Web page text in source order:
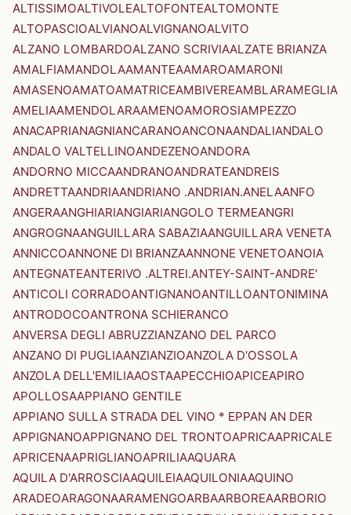
ALTISSIMOALTIVOLEALTOFONTEALTOMONTE
ALTOPASCIOALVIANOALVIGNANOALVITO
ALZANO LOMBARDOALZANO SCRIVIAALZATE BRIANZA
AMALFIAMANDOLAAMANTEAAMAROAMARONI
AMASENOAMATOAMATRICEAMBIVEREAMBLARAMEGLIA
AMELIAAMENDOLARAAMENOAMOROSIAMPEZZO
ANACAPRIANAGNIANCARANOANCONAANDALIANDALO
ANDALO VALTELLINOANDEZENOANDORA
ANDORNO MICCAANDRANOANDRATEANDREIS
ANDRETTAANDRIAANDRIANO .ANDRIAN.ANELAANFO
ANGERAANGHIARIANGIARIANGOLO TERMEANGRI
ANGROGNAANGUILLARA SABAZIAANGUILLARA VENETA
ANNICCOANNONE DI BRIANZAANNONE VENETOANOIA
ANTEGNATEANTERIVO .ALTREI.ANTEY-SAINT-ANDRE'
ANTICOLI CORRADOANTIGNANOANTILLOANTONIMINA
ANTRODOCOANTRONA SCHIERANCO
ANVERSA DEGLI ABRUZZIANZANO DEL PARCO
ANZANO DI PUGLIAANZIANZIOANZOLA D'OSSOLA
ANZOLA DELL'EMILIAAOSTAAPECCHIOAPICEAPIRO
APOLLOSAAPPIANO GENTILE
APPIANO SULLA STRADA DEL VINO * EPPAN AN DER
APPIGNANOAPPIGNANO DEL TRONTOAPRICAAPRICALE
APRICENAAPRIGLIANOAPRILIAAQUARA
AQUILA D'ARROSCIAAQUILEIAAQUILONIAAQUINO
ARADEOARAGONAARAMENGOARBAARBOREAARBORIO